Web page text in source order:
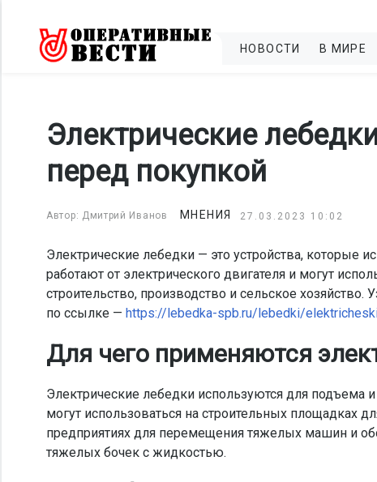
НОВОСТИ В МИРЕ
Электрические
перед покупкой
Автор: Дмитрий Иванов МНЕНИЯ 27.03.2023 10:02
Электрические лебедки — это устройства, которые
работают от электрического двигателя и могут
строительство, производство и сельское
по ссылке — https://lebedka-spb.ru/lebedki/
Для чего применяются
Электрические лебедки используются для подъема
могут использоваться на строительных площадках
предприятиях для перемещения тяжелых машин и
тяжелых бочек с жидкостью.